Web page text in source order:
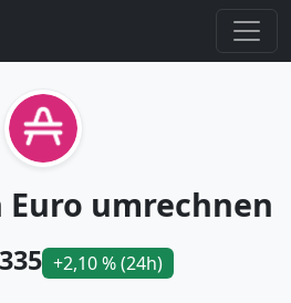
Euro umrechnen
+2,10 % (24h)